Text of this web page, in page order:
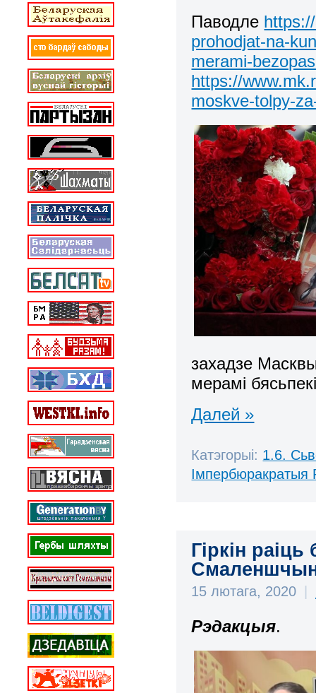
Паводле
prohodjat-na-
merami-
https://
moskve-tolpy-
захадзе
мерамі
Далей »
Катэгорыі: 1.6.
Імпербюракратыя
Гіркін
15 лютага, 2020
Рэдакцыя.